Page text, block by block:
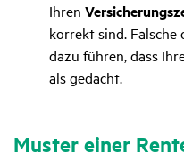
Ihren
korrekt sind.
dazu führen, dass
als gedacht.
Muster einer